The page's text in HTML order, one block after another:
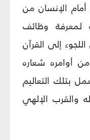
أمام الإنسان من
لمعرفة وظائف
إلى القرآن
أوامره شعاره
بتلك التعاليم
والقرب الإلهي